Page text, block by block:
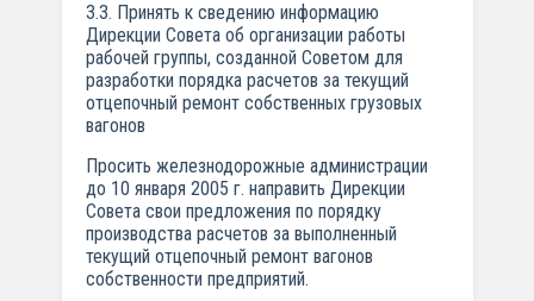
3.3. Принять к сведению информацию
Дирекции Совета об организации работы
рабочей группы, созданной Советом для
разработки порядка расчетов за текущий
отцепочный ремонт собственных грузовых
вагонов
Просить железнодорожные администрации
до 10 января 2005 г. направить Дирекции
Совета свои предложения по порядку
производства расчетов за выполненный
текущий отцепочный ремонт вагонов
собственности предприятий.